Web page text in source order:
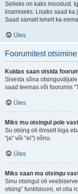
Selleks on kaks moodust.
lisamiseks. Lisaks saad
Saad samalt lehelt ka
Üles
Foorumitest otsimine
Kuidas saan otsida
Sisesta sõna
saad teemas või foorumis
Üles
Miks mu otsingul pole
Su otsing oli ilmselt liiga
"ja" või "ei") sõnu.
Üles
Miks saan ma otsingu
Sinu otsingul oli
otsing” funktsiooni, et olla